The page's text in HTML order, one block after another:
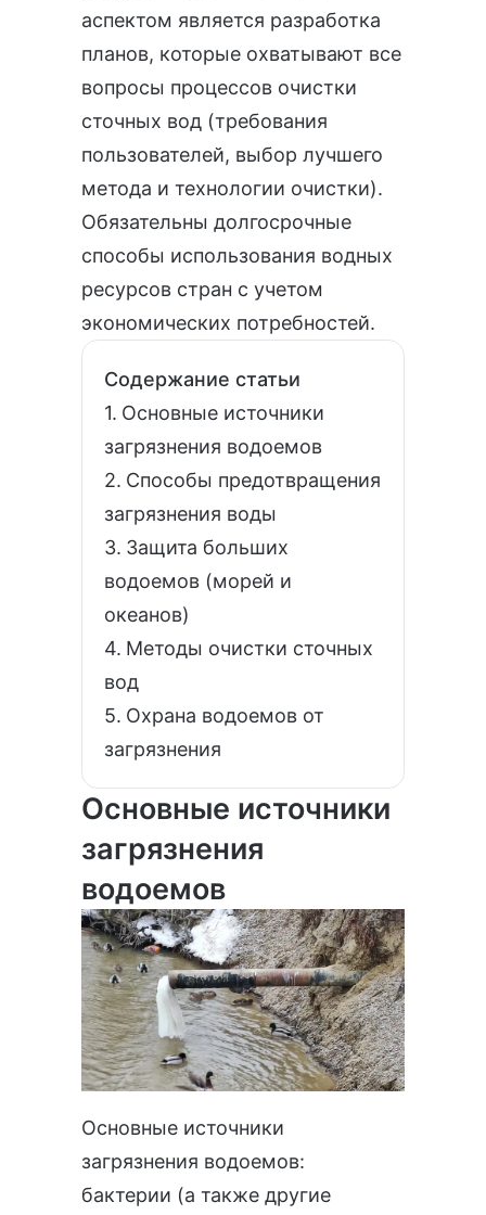
аспектом является разработка
планов, которые охватывают все
вопросы процессов очистки
сточных вод (требования
пользователей, выбор лучшего
метода и технологии очистки).
Обязательны долгосрочные
способы использования водных
ресурсов стран с учетом
экономических потребностей.
Содержание статьи
Основные источники
загрязнения водоемов
Способы предотвращения
загрязнения воды
Защита больших
водоемов (морей и
океанов)
Методы очистки сточных
вод
Охрана водоемов от
загрязнения
Основные источники
загрязнения
водоемов
Основные источники
загрязнения водоемов:
бактерии (а также другие